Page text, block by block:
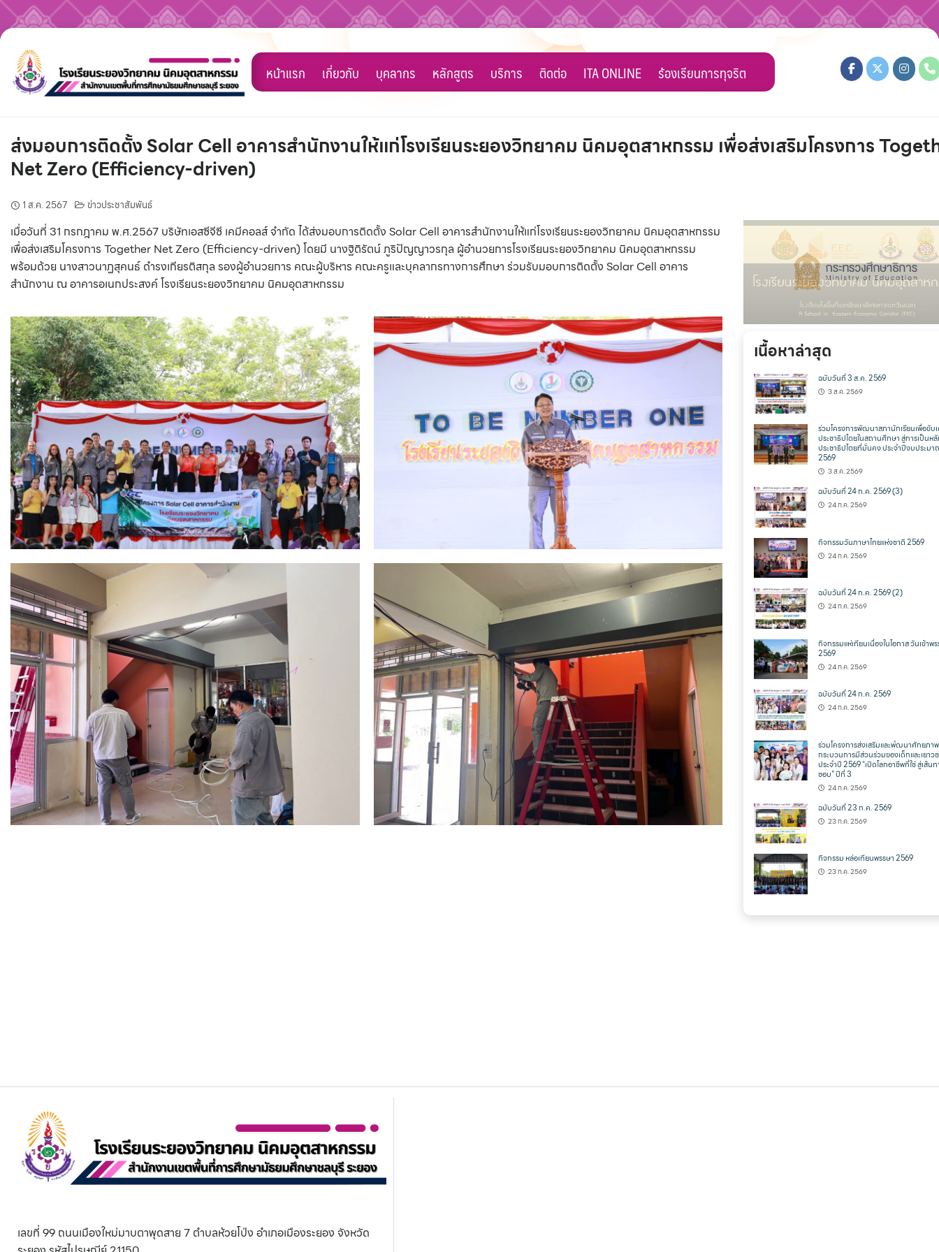
Skip
content
หน้าแรก เกี่ยวกับ บุคลากร หลักสูตร บริการ ติดต่อ ITA ONLINE ร้องเรียนการทุจริต
ส่งมอบการติดตั้ง Solar Cell อาคารสำนักงานให้แก่โรงเรียนระยองวิทยาคม นิคมอุตสาหกรรม เพื่อส่งเสริมโครงการ
Net Zero (Efficiency-driven)
1 ส.ค. 2567 ข่าวประชาสัมพันธ์
เมื่อวันที่ 31 กรกฎาคม พ.ศ.2567 บริษัทเอสซีจีซี เคมีคอลส์ จำกัด ได้ส่งมอบการติดตั้ง Solar Cell อาคารสำนักงานให้แก่โรงเรียนระยองวิทยาคม นิคมอุตสาหกรรม
เพื่อส่งเสริมโครงการ Together Net Zero (Efficiency-driven) โดยมี นางฐิติรัตน์ ภูริปัญญาวรกุล ผู้อำนวยการโรงเรียนระยองวิทยาคม นิคมอุตสาหกรรม
พร้อมด้วย นางสาวนาฏสุคนธ์ ดำรงเกียรติสกุล รองผู้อำนวยการ คณะผู้บริหาร คณะครูและบุคลากรทางการศึกษา ร่วมรับมอบการติดตั้ง Solar Cell อาคาร
สำนักงาน ณ อาคารอเนกประสงค์ โรงเรียนระยองวิทยาคม นิคมอุตสาหกรรม
เนื้อหาล่าสุด
ฉบับวันที่ 3 ส.ค. 2569
3 ส.ค. 2569
ร่วมโครงการพัฒนาสภานักเรียนเพื่อขับ
ประชาธิปไตยในสถานศึกษา สู่การเป็นห
ประชาธิปไตยที่มั่นคง ประจำปีงบประม
2569
3 ส.ค. 2569
ฉบับวันที่ 24 ก.ค. 2569 (3)
24 ก.ค. 2569
กิจกรรมวันภาษาไทยแห่งชาติ 2569
24 ก.ค. 2569
ฉบับวันที่ 24 ก.ค. 2569 (2)
24 ก.ค. 2569
กิจกรรมแห่เทียนเนื่องในโอกาส วันเข้าพ
2569
24 ก.ค. 2569
ฉบับวันที่ 24 ก.ค. 2569
24 ก.ค. 2569
ร่วมโครงการส่งเสริมและพํฒนาศักยภา
กระบวนการมีส่วนร่วมของเด็กและเยาว
ประจำปี 2569 “เปิดโลกอาชีพที่ใช่ สู่เส้น
ชอบ” ปีที่ 3
24 ก.ค. 2569
ฉบับวันที่ 23 ก.ค. 2569
23 ก.ค. 2569
กิจกรรม หล่อเทียนพรรษา 2569
23 ก.ค. 2569
เลขที่ 99 ถนนเมืองใหม่มาบตาพุดสาย 7 ตำบลห้วยโป่ง อำเภอเมืองระยอง จังหวัด